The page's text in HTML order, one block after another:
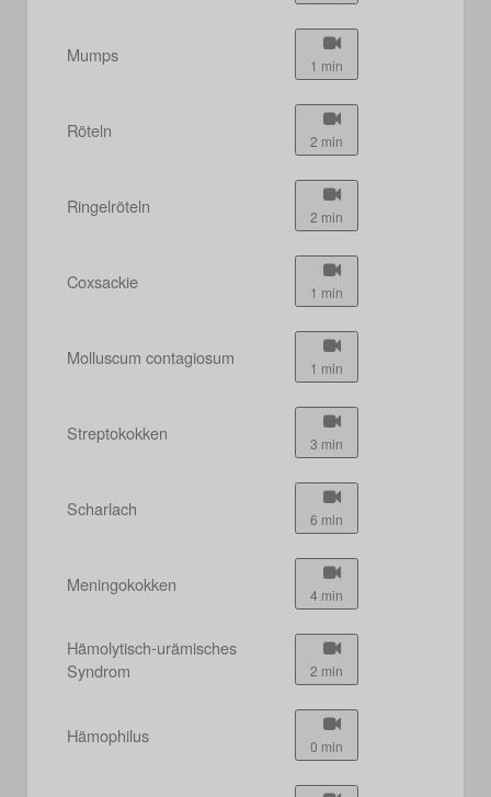
Mumps 1 min
Röteln 2 min
Ringelröteln 2 min
Coxsackie 1 min
Molluscum contagiosum 1 min
Streptokokken 3 min
Scharlach 6 min
Meningokokken 4 min
Hämolytisch-urämisches
Syndrom
2 min
Hämophilus 0 min